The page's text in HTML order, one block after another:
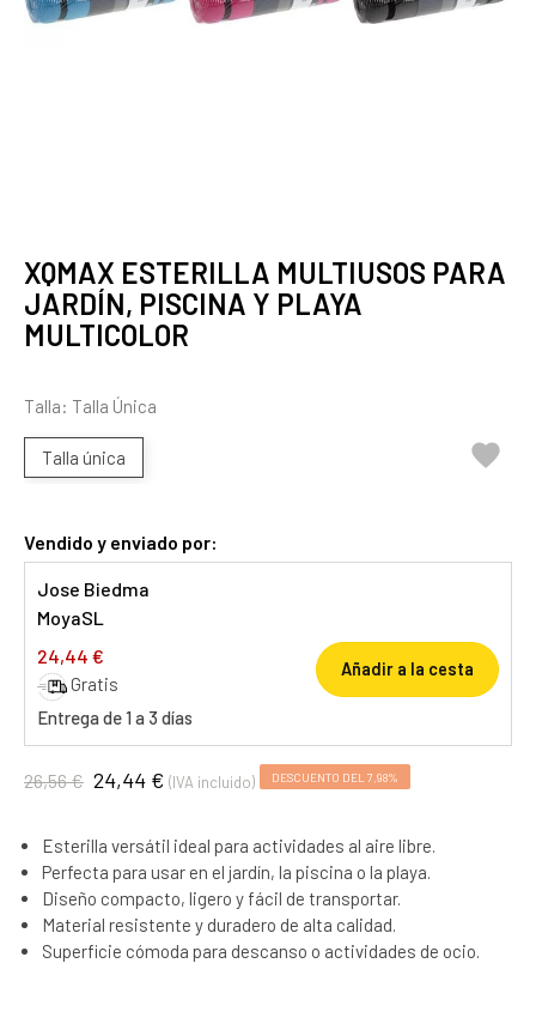
XQMAX ESTERILLA MULTIUSOS PARA
JARDÍN, PISCINA Y PLAYA
MULTICOLOR
Talla: Talla Única
Talla única 
Vendido y enviado por:
Jose Biedma
MoyaSL
24,44 €
Gratis
Entrega de 1 a 3 días
Añadir a la cesta
26,56 € 24,44 € (IVA incluido) DESCUENTO DEL 7,98%
Esterilla versátil ideal para actividades al aire libre.
Perfecta para usar en el jardín, la piscina o la playa.
Diseño compacto, ligero y fácil de transportar.
Material resistente y duradero de alta calidad.
Superficie cómoda para descanso o actividades de ocio.